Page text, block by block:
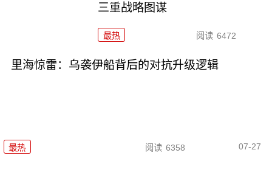
三重战略图谋
最热 阅读 6472
里海惊雷：乌袭伊船背后的对抗升级逻辑
最热 阅读 6358 07-27